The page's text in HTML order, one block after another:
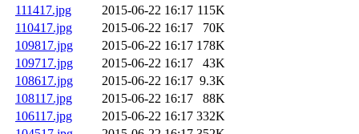
111417.jpg
2015-06-22 16:17 115K
110417.jpg
2015-06-22 16:17
70K
109817.jpg
2015-06-22 16:17 178K
109717.jpg
2015-06-22 16:17
43K
108617.jpg
2015-06-22 16:17 9.3K
108117.jpg
2015-06-22 16:17
88K
106117.jpg
2015-06-22 16:17 332K